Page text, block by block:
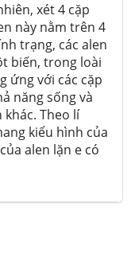
xét 4 cặp
này nằm trên 4
trạng, các alen
biến, trong loài
ứng với các cặp
năng sống và
Theo lí
kiểu hình của
alen lặn e có